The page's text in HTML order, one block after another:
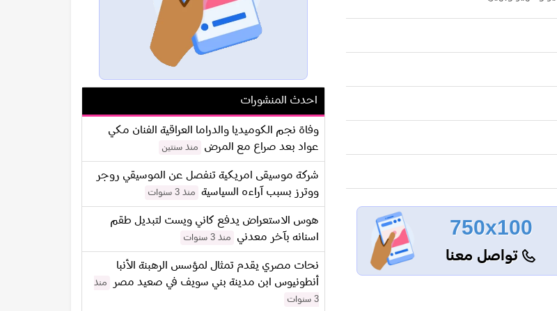
750x100
تواصل معنا
احدث المنشورات
وفاة نجم الكوميديا والدراما العراقية الفنان مكي
عواد بعد صراع مع المرض
منذ سنتين
شركة موسيقى امريكية تنفصل عن الموسيقي روجر
ووترز بسبب آراءه السياسية
منذ 3 سنوات
هوس الاستعراض يدفع كاني ويست لتبديل طقم
اسنانه بآخر معدني
منذ 3 سنوات
نحات مصري يقدم تمثال لمؤسس الرهبنة الأنبا
أنطونيوس ابن مدينة بني سويف في صعيد مصر
منذ
3 سنوات